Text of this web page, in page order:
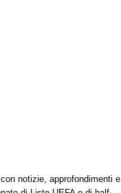
notizie, approfondimenti e